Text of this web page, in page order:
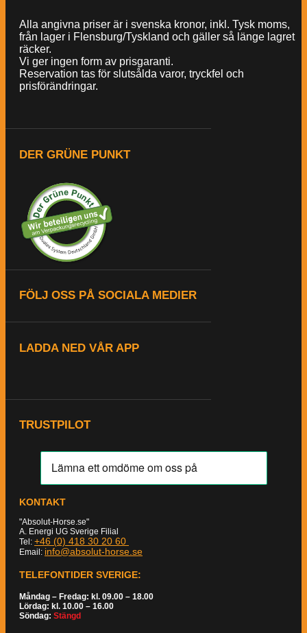
Alla angivna priser är i svenska kronor, inkl. Tysk moms,
från lager i Flensburg/Tyskland och gäller så länge lagret
räcker.
Vi ger ingen form av prisgaranti.
Reservation tas för slutsålda varor, tryckfel och
prisförändringar.
DER GRÜNE PUNKT
FÖLJ OSS PÅ SOCIALA MEDIER
LADDA NED VÅR APP
TRUSTPILOT
KONTAKT
"Absolut-Horse.se"
A. Energi UG Sverige Filial
Tel: +46 (0) 418 30 20 60
Email: info@absolut-horse.se
TELEFONTIDER SVERIGE:
Måndag – Fredag: kl. 09.00 – 18.00
Lördag: kl. 10.00 – 16.00
Söndag: Stängd